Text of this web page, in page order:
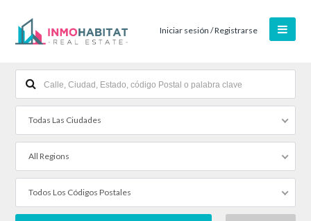
Iniciar sesión / Registrarse
Todas Las Ciudades
All Regions
Todos Los Códigos Postales